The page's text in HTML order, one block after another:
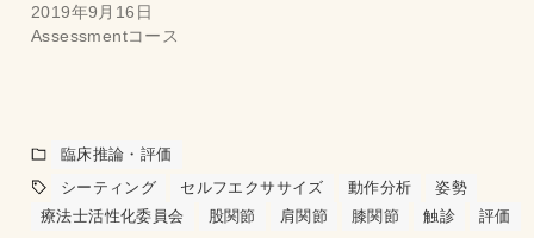
2019年9月16日
Assessmentコース
臨床推論・評価
シーティング
セルフエクササイズ 動作分析
姿勢
療法士活性化委員会
股関節 肩関節 膝関節 触診 評価